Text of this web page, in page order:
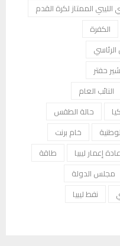
الليبي الممتاز لكرة القدم
الكفرة
حفتر
النائب العام
حالة الطقس
خام برنت
إعمار ليبيا
طاقة
مجلس الدولة
نفط ليبيا